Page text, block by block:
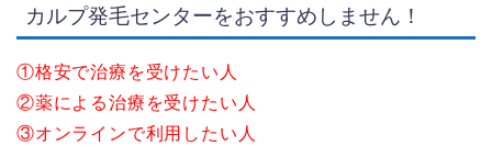
カルプ発毛センターをおすすめしません！
①格安で治療を受けたい人
②薬による治療を受けたい人
③オンラインで利用したい人